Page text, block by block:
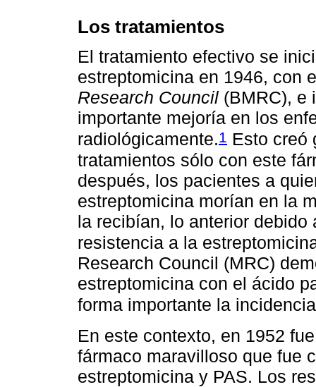
Los tratamientos
El tratamiento efectivo se
estreptomicina en 1946, con
Research Council (BMRC), e
importante mejoría en los
radiológicamente.1 Esto creó
tratamientos sólo con este
después, los pacientes a
estreptomicina morían en la
la recibían, lo anterior
resistencia a la
Research Council (MRC)
estreptomicina con el ácido
forma importante la
En este contexto, en 1952
fármaco maravilloso que fue
estreptomicina y PAS. Los